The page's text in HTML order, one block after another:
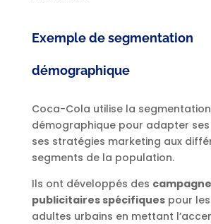
Exemple de segmentation
démographique
Coca-Cola utilise la segmentation
démographique pour adapter
ses stratégies marketing aux
segments de la population.
Ils ont développés des
publicitaires spécifiquespour les
adultes urbains en mettant